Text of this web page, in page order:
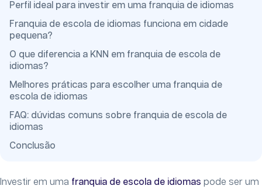
Perfil ideal para investir em uma franquia de idiomas
Franquia de escola de idiomas funciona em cidade
pequena?
O que diferencia a KNN em franquia de escola de
idiomas?
Melhores práticas para escolher uma franquia de
escola de idiomas
FAQ: dúvidas comuns sobre franquia de escola de
idiomas
Conclusão
Investir em uma franquia de escola de idiomas pode ser um